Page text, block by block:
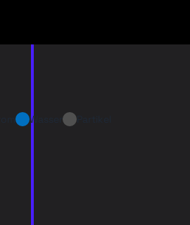
Wasser